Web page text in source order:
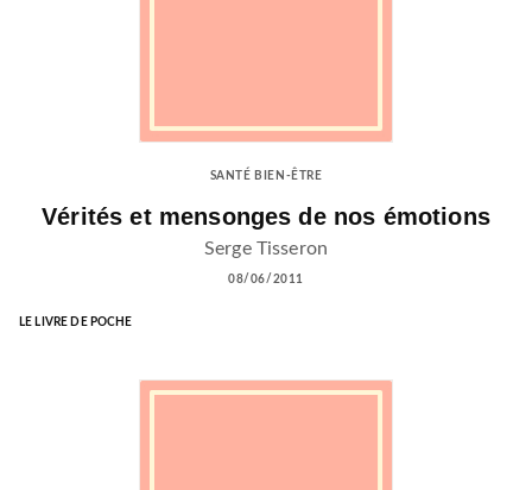
SANTÉ BIEN-ÊTRE
Vérités et mensonges de nos émotions
Serge Tisseron
08/06/2011
LE LIVRE DE POCHE